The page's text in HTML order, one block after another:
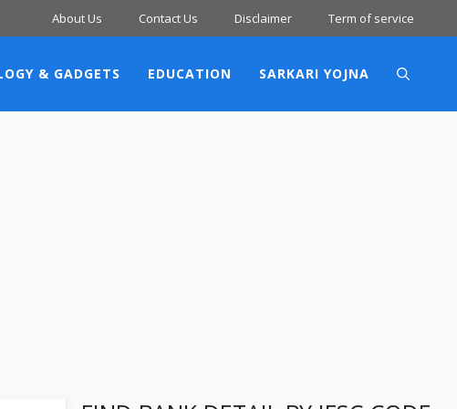
About Us Contact Us Disclaimer Term of service
& GADGETS EDUCATION SARKARI YOJNA